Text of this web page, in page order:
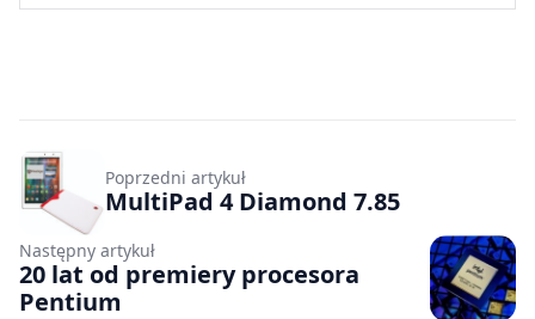
Poprzedni artykuł
MultiPad 4 Diamond 7.85
Następny artykuł
20 lat od premiery procesora
Pentium